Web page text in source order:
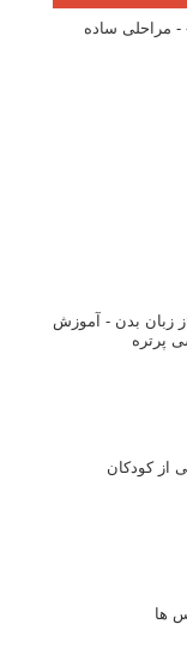
مراحلی ساده
زبان بدن - آموزش
از کودکان